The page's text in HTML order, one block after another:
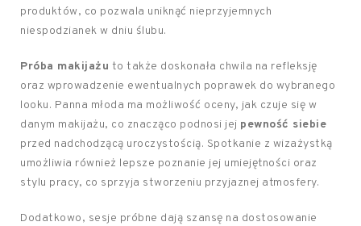
produktów, co pozwala uniknąć nieprzyjemnych
niespodzianek w dniu ślubu.
Próba makijażu to także doskonała chwila na refleksję
oraz wprowadzenie ewentualnych poprawek do wybranego
looku. Panna młoda ma możliwość oceny, jak czuje się w
danym makijażu, co znacząco podnosi jej pewność siebie
przed nadchodzącą uroczystością. Spotkanie z wizażystką
umożliwia również lepsze poznanie jej umiejętności oraz
stylu pracy, co sprzyja stworzeniu przyjaznej atmosfery.
Dodatkowo, sesje próbne dają szansę na dostosowanie